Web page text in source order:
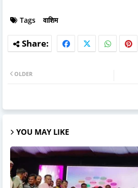
Tags वाशिम
OLDER
YOU MAY LIKE